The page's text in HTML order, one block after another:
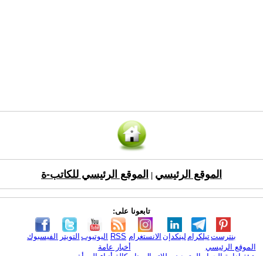
الموقع الرئيسي الموقع الرئيسي للكاتب-ة
تابعونا على:
الفيسبوك التويتر اليوتيوب RSS الانستغرام لينكدإن تيلكرامبنترست
الموقع الرئيسي
أخبار عامة